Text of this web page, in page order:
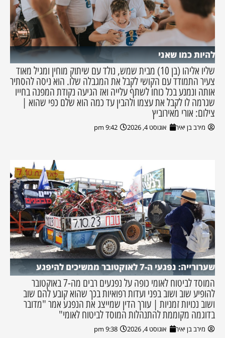
להיות כמו שאני
שליו אליהו (בן 10) מבית שמש, נולד עם שיתוק מוחין ומגיל מאוד
צעיר התמודד עם הקושי לקבל את המגבלה שלו. הוא ניסה להסתיר
אותה ונמנע בכל כוחו לשתף עלייה ואז הגיעה נקודת המפנה בחייו
שגרמה לו לקבל את עצמו ולהבין עד כמה הוא שלם כפי שהוא |
צילום: אורי מאירוביץ
מירב בן יאיר אוגוסט 4, 2026 9:42 pm
שערורייה: נפגעי ה-7 לאוקטובר ממשיכים להיפגע
המוסד לביטוח לאומי כופה על נפגעים רבים מה-7 באוקטובר
להופיע שוב ושוב בפני ועדות רפואיות בכך שהוא קובע להם שוב
ושוב נכויות זמניות | עורך הדין שמייצג את הנפגע אמר "מדובר
בדוגמה מקוממת להתנהלות המוסד לביטוח לאומי"
מירב בן יאיר אוגוסט 4, 2026 9:38 pm